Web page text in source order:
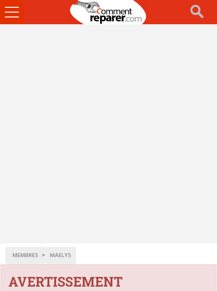
Ouvrir
le
MEMBRES MAELYS
AVERTISSEMENT